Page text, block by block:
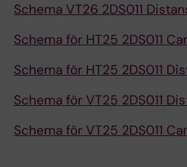
Schema VT26 2DS011
Schema för HT25 2DS011
Schema för HT25 2DS011
Schema för VT25 2DS011
Schema för VT25 2DS011